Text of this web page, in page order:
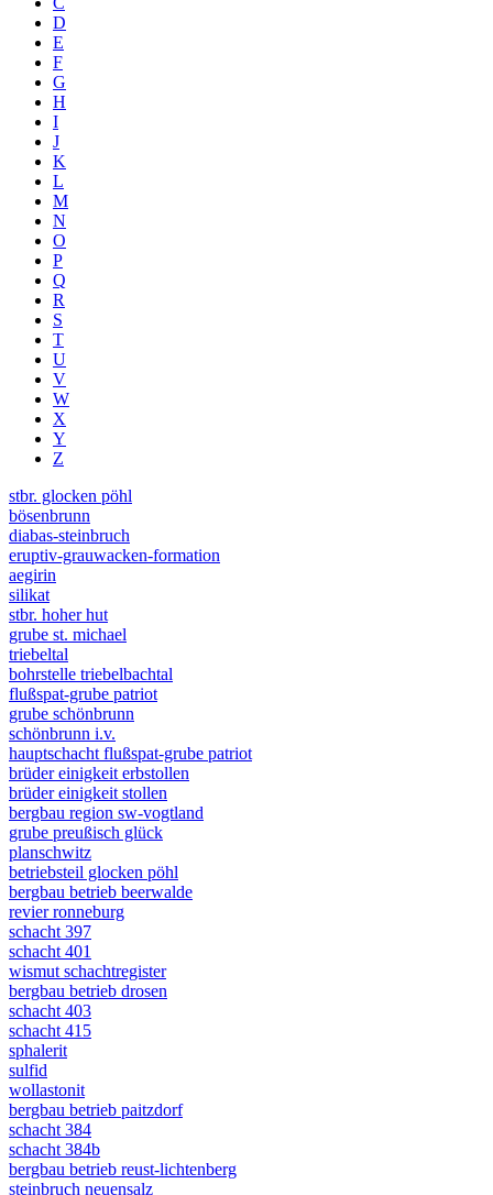
D
E
F
G
H
I
J
K
L
M
N
O
P
Q
R
S
T
U
V
W
X
Y
Z
stbr. glocken pöhl
bösenbrunn
diabas-steinbruch
eruptiv-grauwacken-formation
aegirin
silikat
stbr. hoher hut
grube st. michael
triebeltal
bohrstelle triebelbachtal
flußspat-grube patriot
grube schönbrunn
schönbrunn i.v.
hauptschacht flußspat-grube patriot
brüder einigkeit erbstollen
brüder einigkeit stollen
bergbau region sw-vogtland
grube preußisch glück
planschwitz
betriebsteil glocken pöhl
bergbau betrieb beerwalde
revier ronneburg
schacht 397
schacht 401
wismut schachtregister
bergbau betrieb drosen
schacht 403
schacht 415
sphalerit
sulfid
wollastonit
bergbau betrieb paitzdorf
schacht 384
schacht 384b
bergbau betrieb reust-lichtenberg
steinbruch neuensalz